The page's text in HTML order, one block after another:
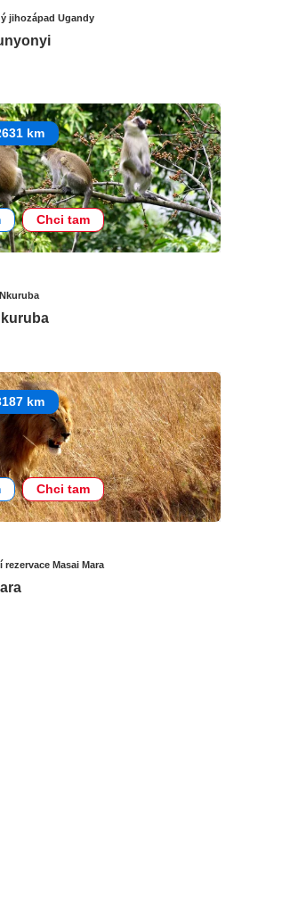
jihozápad Ugandy
km
Chci tam
km
Chci tam
rezervace Masai Mara